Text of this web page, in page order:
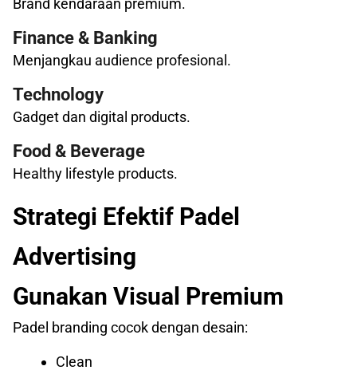
Brand kendaraan premium.
Finance & Banking
Menjangkau audience profesional.
Technology
Gadget dan digital products.
Food & Beverage
Healthy lifestyle products.
Strategi Efektif Padel
Advertising
Gunakan Visual Premium
Padel branding cocok dengan desain:
Clean